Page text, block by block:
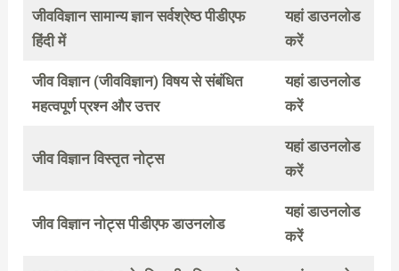
जीवविज्ञान सामान्य ज्ञान सर्वश्रेष्ठ पीडीएफ
हिंदी में
यहां डाउनलोड
करें
जीव विज्ञान (जीवविज्ञान) विषय से संबंधित
महत्वपूर्ण प्रश्न और उत्तर
यहां डाउनलोड
करें
जीव विज्ञान विस्तृत नोट्स
यहां डाउनलोड
करें
जीव विज्ञान नोट्स पीडीएफ डाउनलोड
यहां डाउनलोड
करें